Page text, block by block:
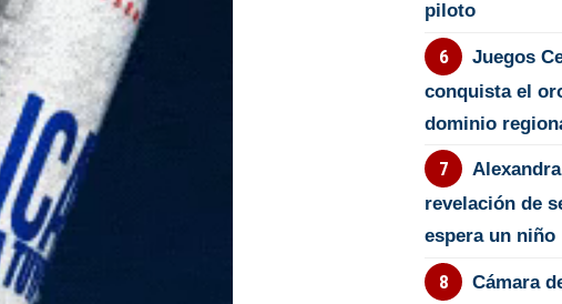
piloto
Juegos
conquista el
dominio
revelación de
espera un niño
Cámara